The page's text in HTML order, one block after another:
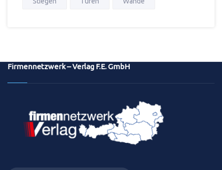
Firmennetzwerk – Verlag F.E. GmbH